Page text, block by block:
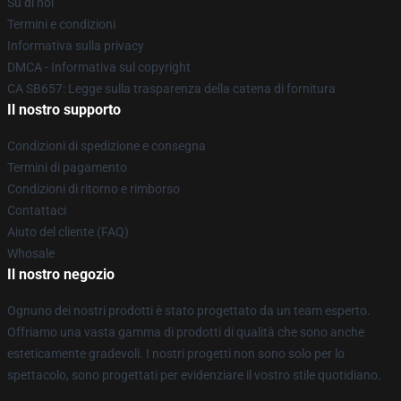
Termini e condizioni
Informativa sulla privacy
DMCA - Informativa sul copyright
CA SB657: Legge sulla trasparenza della catena di fornitura
Il nostro supporto
Condizioni di spedizione e consegna
Termini di pagamento
Condizioni di ritorno e rimborso
Contattaci
Aiuto del cliente (FAQ)
Whosale
Il nostro negozio
Ognuno dei nostri prodotti è stato progettato da un team esperto.
Offriamo una vasta gamma di prodotti di qualità che sono anche
esteticamente gradevoli. I nostri progetti non sono solo per lo
spettacolo, sono progettati per evidenziare il vostro stile quotidiano.